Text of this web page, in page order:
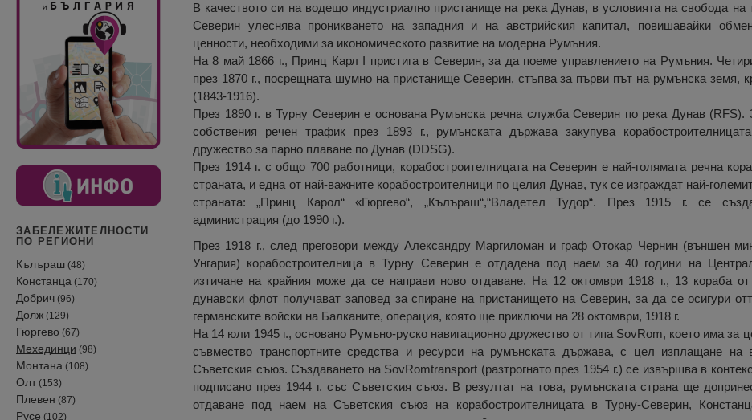
ЗАБЕЛЕЖИТЕЛНОСТИ
ПО РЕГИОНИ
Кълъраш (48)
Констанца (170)
Добрич (96)
Долж (129)
Гюргево (67)
Мехединци (98)
Монтана (108)
Олт (153)
Плевен (87)
Русе (102)
В качеството си на водещо индустриално пристанище на река Дунав, в условията на свобода на
Северин улеснява проникването на западния и на австрийския капитал, повишавайки
ценности, необходими за икономическото развитие на модерна Румъния.
На 8 май 1866 г., Принц Карл I пристига в Северин, за да поеме управлението на Румъния.
през 1870 г., посрещната шумно на пристанище Северин, стъпва за първи път на румънска земя,
(1843-1916).
През 1890 г. в Турну Северин е основана Румънска речна служба Северин по река Дунав (RFS).
собствения речен трафик през 1893 г., румънската държава закупува
дружество за парно плаване по Дунав (DDSG).
През 1914 г. с общо 700 работници, корабостроителницата на Северин е най-голямата речна
страната, и една от най-важните корабостроителници по целия Дунав, тук се изграждат най-
страната: „Принц Карол“ «Гюргево“, „Кълъраш“,“Владетел Тудор“. През 1915 г. се
администрация (до 1990 г.).
През 1918 г., след преговори между Александру Маргиломан и граф Отокар Чернин (външен
Унгария) корабостроителница в Турну Северин е отдадена под наем за 40 години на
изтичане на крайния може да се направи ново отдаване. На 12 октомври 1918 г., 13 кораба от
дунавски флот получават заповед за спиране на пристанището на Северин, за да се осигури
германските войски на Балканите, операция, която ще приключи на 28 октомври, 1918 г.
На 14 юли 1945 г., основано Румъно-руско навигационно дружество от типа SovRom, което има за
съвмество транспортните средства и ресурси на румънската държава, с цел изплащане на
Съветския съюз. Създаването на SovRomtransport (разтрогнато през 1954 г.) се извършва в
подписано през 1944 г. със Съветския съюз. В резултат на това, румънската страна ще
отдаване под наем на Съветския съюз на корабостроителницата в Турну-Северин,